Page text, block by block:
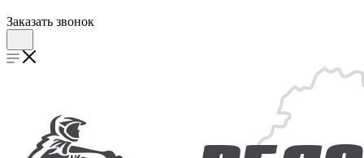
Заказать звонок